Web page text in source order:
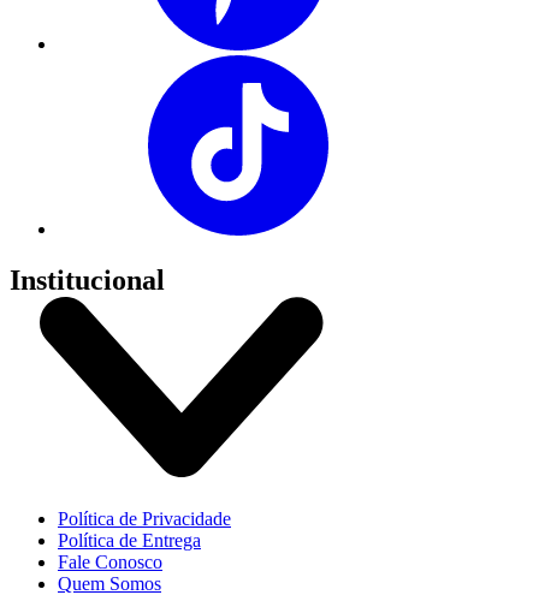
Institucional
Política de Privacidade
Política de Entrega
Fale Conosco
Quem Somos